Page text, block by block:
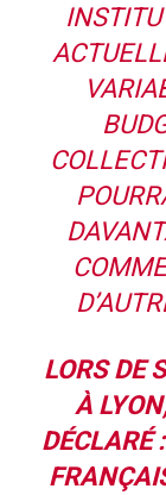
LORS DE
À
DÉCLARÉ :